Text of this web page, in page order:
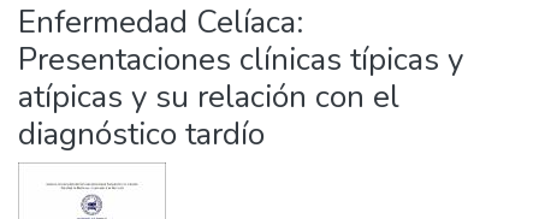
Enfermedad Celíaca:
Presentaciones clínicas típicas y
atípicas y su relación con el
diagnóstico tardío